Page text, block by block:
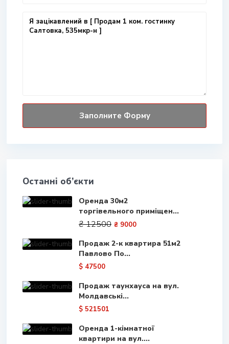
Останні об’єкти
Оренда 30м2
торгівельного приміщен...
₴ 12500 ₴ 9000
Продаж 2-к квартира 51м2
Павлово По...
$ 47500
Продаж таунхауса на вул.
Молдавські...
$ 521501
Оренда 1-кімнатної
квартири на вул....